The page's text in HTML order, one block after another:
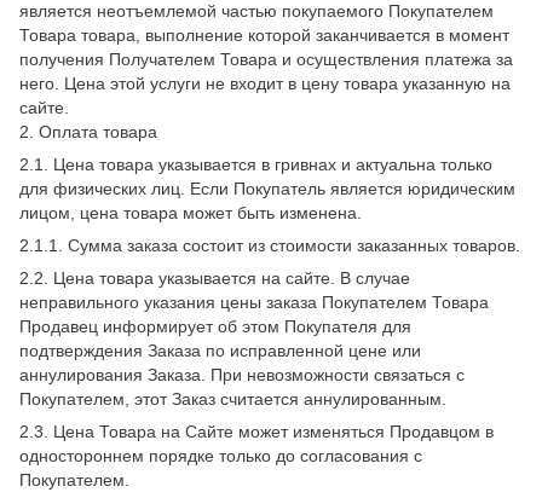
является неотъемлемой частью покупаемого Покупателем
Товара товара, выполнение которой заканчивается в момент
получения Получателем Товара и осуществления платежа за
него. Цена этой услуги не входит в цену товара указанную на
сайте.
2. Оплата товара
2.1. Цена товара указывается в гривнах и актуальна только
для физических лиц. Если Покупатель является юридическим
лицом, цена товара может быть изменена.
2.1.1. Сумма заказа состоит из стоимости заказанных товаров.
2.2. Цена товара указывается на сайте. В случае
неправильного указания цены заказа Покупателем Товара
Продавец информирует об этом Покупателя для
подтверждения Заказа по исправленной цене или
аннулирования Заказа. При невозможности связаться с
Покупателем, этот Заказ считается аннулированным.
2.3. Цена Товара на Сайте может изменяться Продавцом в
одностороннем порядке только до согласования с
Покупателем.